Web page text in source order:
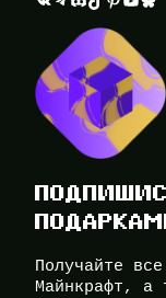
Получайте
Майнкрафт, а